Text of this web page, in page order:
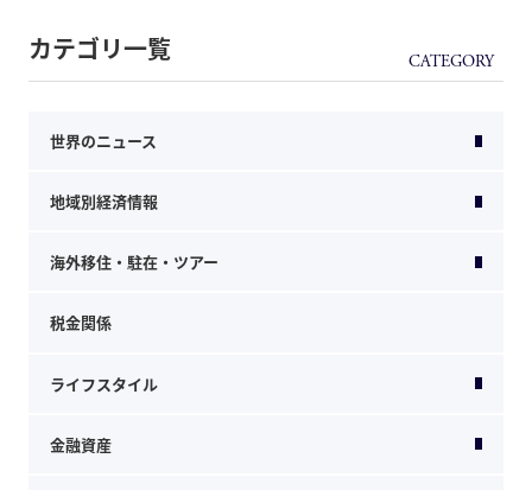
カテゴリ一覧
世界のニュース
地域別経済情報
海外移住・駐在・ツアー
税金関係
ライフスタイル
金融資産